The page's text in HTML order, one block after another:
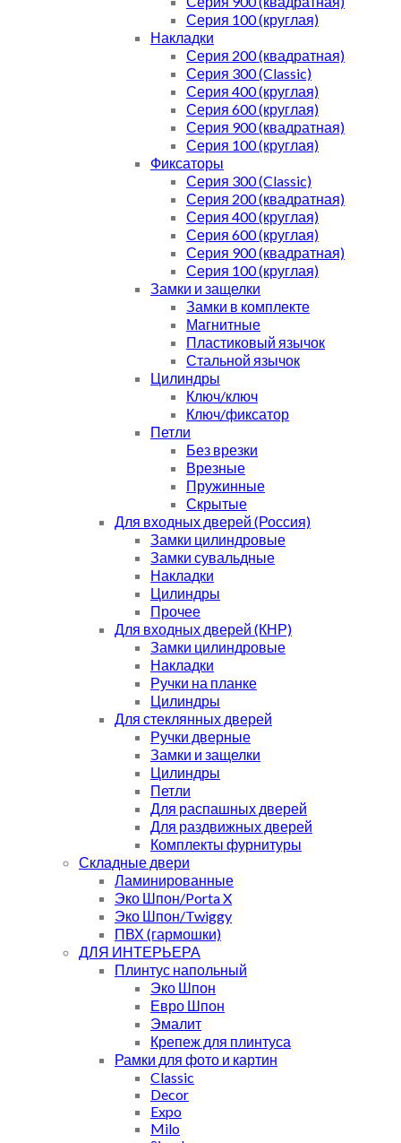
Серия 100 (круглая)
Накладки
Серия 200 (квадратная)
Серия 300 (Classic)
Серия 400 (круглая)
Серия 600 (круглая)
Серия 900 (квадратная)
Серия 100 (круглая)
Фиксаторы
Серия 300 (Classic)
Серия 200 (квадратная)
Серия 400 (круглая)
Серия 600 (круглая)
Серия 900 (квадратная)
Серия 100 (круглая)
Замки и защелки
Замки в комплекте
Магнитные
Пластиковый язычок
Стальной язычок
Цилиндры
Ключ/ключ
Ключ/фиксатор
Петли
Без врезки
Врезные
Пружинные
Скрытые
Для входных дверей (Россия)
Замки цилиндровые
Замки сувальдные
Накладки
Цилиндры
Прочее
Для входных дверей (КНР)
Замки цилиндровые
Накладки
Ручки на планке
Цилиндры
Для стеклянных дверей
Ручки дверные
Замки и защелки
Цилиндры
Петли
Для распашных дверей
Для раздвижных дверей
Комплекты фурнитуры
Складные двери
Ламинированные
Эко Шпон/Porta X
Эко Шпон/Twiggy
ПВХ (гармошки)
ДЛЯ ИНТЕРЬЕРА
Плинтус напольный
Эко Шпон
Евро Шпон
Эмалит
Крепеж для плинтуса
Рамки для фото и картин
Classic
Decor
Expo
Milo